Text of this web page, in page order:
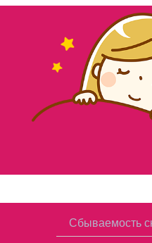
Сбываемость